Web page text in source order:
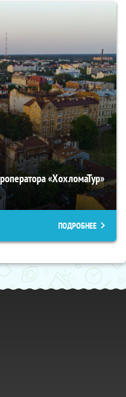
«ХохломаТур»
ПОДРОБНЕЕ